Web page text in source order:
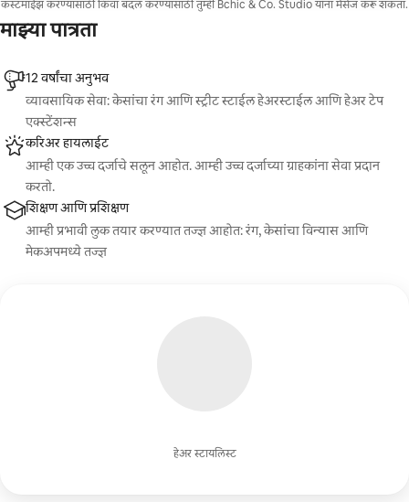
पुन्हा वापरण्यायोग्य परिणामाची हमी देतात, पहिल्या अनुप्रयोगापासून
कस्टमाईझ करण्यासाठी किंवा बदल करण्यासाठी तुम्ही Bchic & Co. Studio यांना मेसेज करू शकता.
माझ्या पात्रता
हेअर स्टायलिस्ट
12 वर्षांचा अनुभव
व्यावसायिक सेवा: केसांचा रंग आणि स्ट्रीट स्टाईल हेअरस्टाईल आणि हेअर टेप
एक्स्टेंशन्स
करिअर हायलाईट
आम्ही एक उच्च दर्जाचे सलून आहोत. आम्ही उच्च दर्जाच्या ग्राहकांना सेवा प्रदान
करतो.
शिक्षण आणि प्रशिक्षण
आम्ही प्रभावी लुक तयार करण्यात तज्ज्ञ आहोत: रंग, केसांचा विन्यास आणि
मेकअपमध्ये तज्ज्ञ